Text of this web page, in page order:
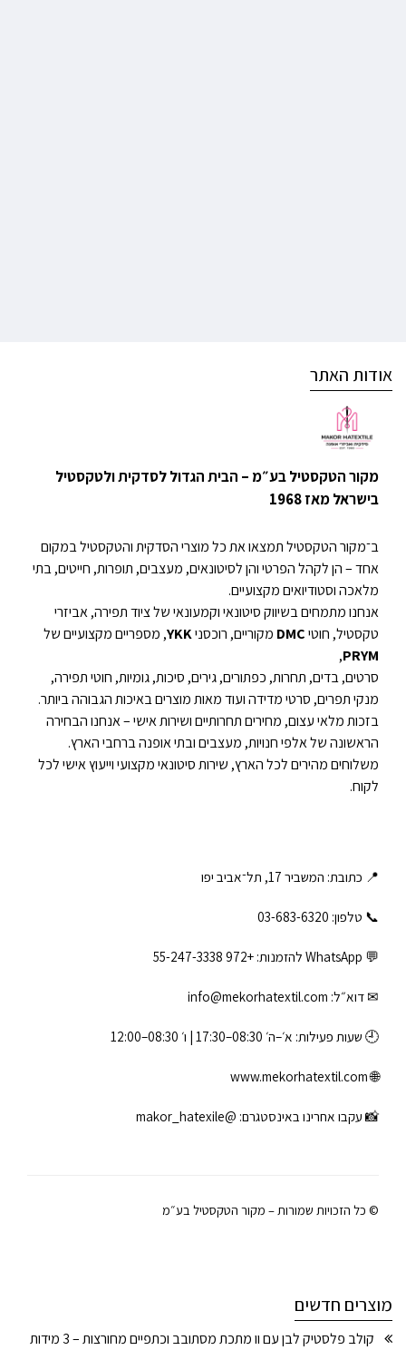
אודות האתר
מקור הטקסטיל בע״מ – הבית הגדול לסדקית ולטקסטיל
בישראל מאז 1968
ב־מקור הטקסטיל תמצאו את כל מוצרי הסדקית והטקסטיל במקום
אחד – הן לקהל הפרטי והן לסיטונאים, מעצבים, תופרות, חייטים, בתי
מלאכה וסטודיואים מקצועיים.
אנחנו מתמחים בשיווק סיטונאי וקמעונאי של ציוד תפירה, אביזרי
טקסטיל, חוטיDMC מקוריים, רוכסניYKK, מספריים מקצועיים של
PRYM
,
סרטים, בדים, תחרות, כפתורים, גירים, סיכות, גומיות, חוטי תפירה,
מנקי תפרים, סרטי מדידה ועוד מאות מוצרים באיכות הגבוהה ביותר.
בזכות מלאי עצום, מחירים תחרותיים ושירות אישי – אנחנו הבחירה
הראשונה של אלפי חנויות, מעצבים ובתי אופנה ברחבי הארץ.
משלוחים מהירים לכל הארץ, שירות סיטונאי מקצועי וייעוץ אישי לכל
לקוח.
📍 כתובת: המשביר 17, תל־אביב יפו
📞 טלפון: ‎03-683-6320
💬 WhatsApp להזמנות: +972 55-247-3338
✉ דוא״ל: info@mekorhatextil.com
🕘 שעות פעילות: א׳–ה׳ 08:30–17:30 | ו׳ 08:30–12:00
🌐
www.mekorhatextil.com
📸 עקבו אחרינו באינסטגרם: @makor_hatexile
© כל הזכויות שמורות – מקור הטקסטיל בע״מ
מוצרים חדשים
קולב פלסטיק לבן עם וו מתכת מסתובב וכתפיים מחורצות – 3 מידות